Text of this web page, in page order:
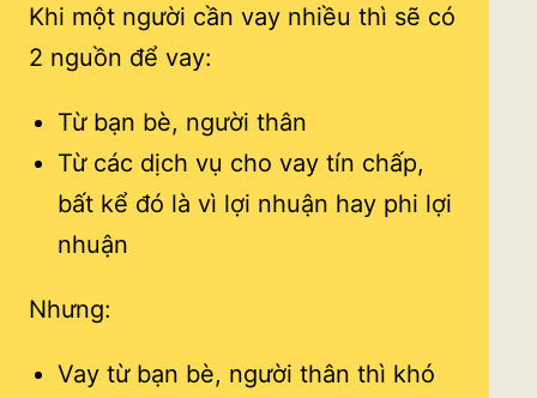
Khi một người cần vay nhiều thì sẽ có
2 nguồn để vay:
Từ bạn bè, người thân
Từ các dịch vụ cho vay tín chấp,
bất kể đó là vì lợi nhuận hay phi lợi
nhuận
Nhưng:
Vay từ bạn bè, người thân thì khó